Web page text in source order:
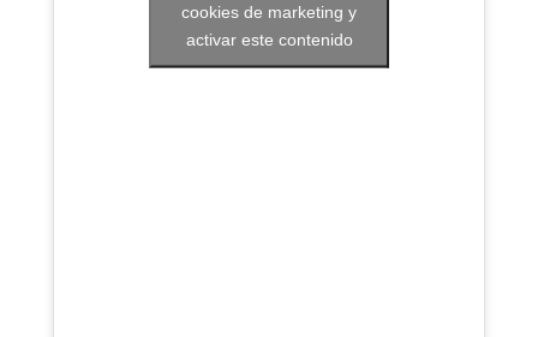
cookies de marketing y
activar este contenido